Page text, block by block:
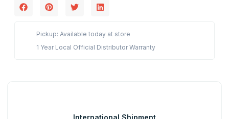
Pickup: Available today at store
1 Year Local Official Distributor Warranty
International Shipment